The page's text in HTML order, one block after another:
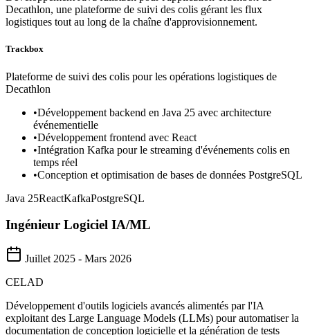
Decathlon, une plateforme de suivi des colis gérant les flux
logistiques tout au long de la chaîne d'approvisionnement.
Trackbox
Plateforme de suivi des colis pour les opérations logistiques de
Decathlon
•Développement backend en Java 25 avec architecture
événementielle
•Développement frontend avec React
•Intégration Kafka pour le streaming d'événements colis en
temps réel
•Conception et optimisation de bases de données PostgreSQL
Java 25ReactKafkaPostgreSQL
Ingénieur Logiciel IA/ML
Juillet 2025 - Mars 2026
CELAD
Développement d'outils logiciels avancés alimentés par l'IA
exploitant des Large Language Models (LLMs) pour automatiser la
documentation de conception logicielle et la génération de tests